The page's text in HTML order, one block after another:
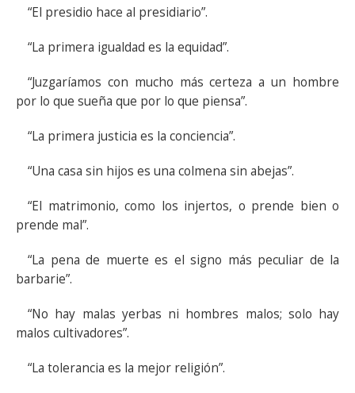
“El presidio hace al presidiario”.
“La primera igualdad es la equidad”.
“Juzgaríamos con mucho más certeza a un hombre
por lo que sueña que por lo que piensa”.
“La primera justicia es la conciencia”.
“Una casa sin hijos es una colmena sin abejas”.
“El matrimonio, como los injertos, o prende bien o
prende mal”.
“La pena de muerte es el signo más peculiar de la
barbarie”.
“No hay malas yerbas ni hombres malos; solo hay
malos cultivadores”.
“La tolerancia es la mejor religión”.